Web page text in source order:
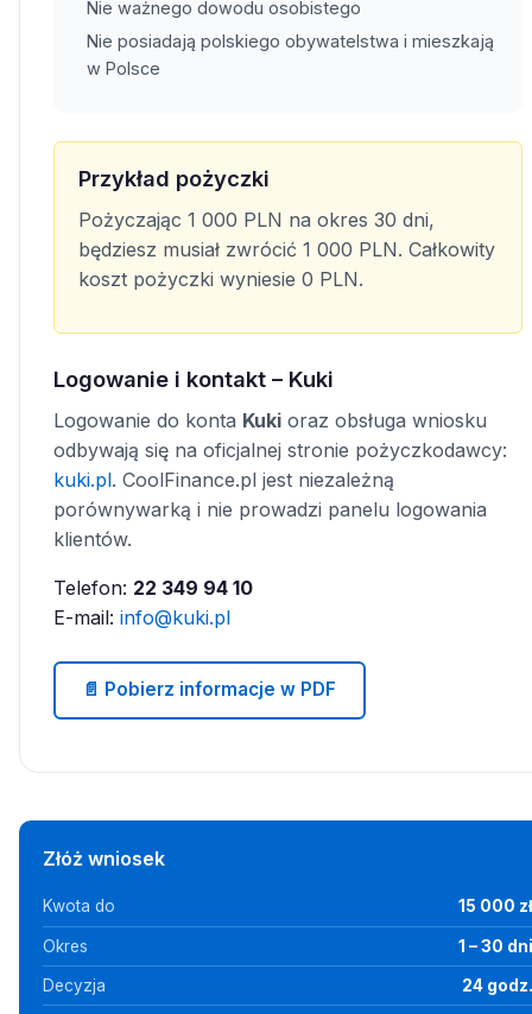
Nie ważnego dowodu osobistego
Nie posiadają polskiego obywatelstwa i mieszkają
w Polsce
Przykład pożyczki
Pożyczając 1 000 PLN na okres 30 dni,
będziesz musiał zwrócić 1 000 PLN. Całkowity
koszt pożyczki wyniesie 0 PLN.
Logowanie i kontakt – Kuki
Logowanie do konta Kuki oraz obsługa wniosku
odbywają się na oficjalnej stronie pożyczkodawcy:
kuki.pl. CoolFinance.pl jest niezależną
porównywarką i nie prowadzi panelu logowania
klientów.
Telefon: 22 349 94 10
E-mail: info@kuki.pl
📄 Pobierz informacje w PDF
Złóż wniosek
Kwota do 15 000 zł
Okres 1 – 30 dni
Decyzja 24 godz.